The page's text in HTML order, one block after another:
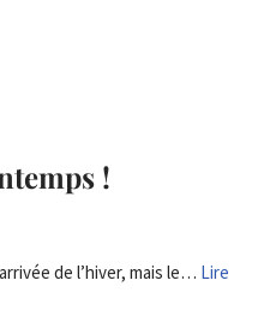
!
de l’hiver, mais le… Lire